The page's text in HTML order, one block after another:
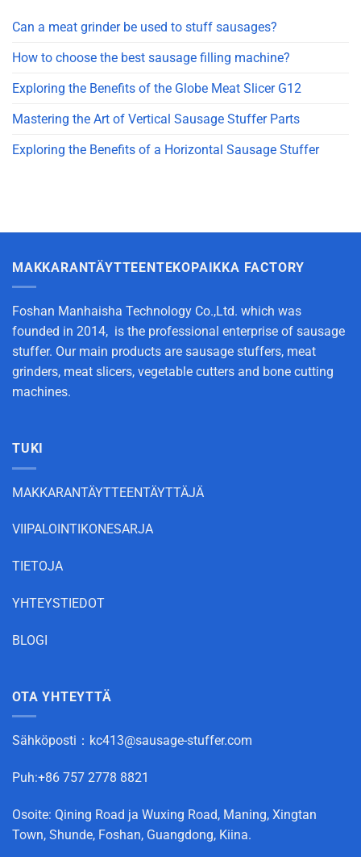
Can a meat grinder be used to stuff sausages?
How to choose the best sausage filling machine?
Exploring the Benefits of the Globe Meat Slicer G12
Mastering the Art of Vertical Sausage Stuffer Parts
Exploring the Benefits of a Horizontal Sausage Stuffer
MAKKARANTÄYTTEENTEKOPAIKKA FACTORY
Foshan Manhaisha Technology Co.,Ltd. which was
founded in 2014, is the professional enterprise of sausage
stuffer. Our main products are sausage stuffers, meat
grinders, meat slicers, vegetable cutters and bone cutting
machines.
TUKI
MAKKARANTÄYTTEENTÄYTTÄJÄ
VIIPALOINTIKONESARJA
TIETOJA
YHTEYSTIEDOT
BLOGI
OTA YHTEYTTÄ
Sähköposti： kc413@sausage-stuffer.com
Puh:+86 757 2778 8821
Osoite: Qining Road ja Wuxing Road, Maning, Xingtan
Town, Shunde, Foshan, Guangdong, Kiina.